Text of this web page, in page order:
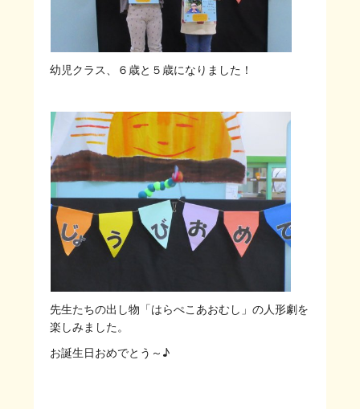
幼児クラス、６歳と５歳になりました！
先生たちの出し物「はらぺこあおむし」の人形劇を
楽しみました。
お誕生日おめでとう～♪